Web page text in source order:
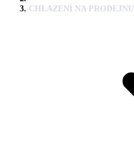
CHLAZENÍ NA PRODEJNU